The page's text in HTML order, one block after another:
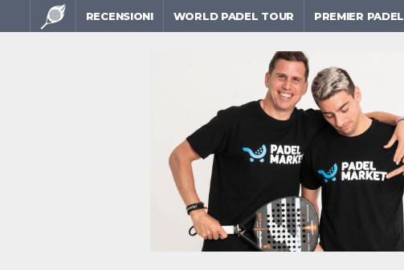
RECENSIONI WORLD PADEL TOUR PREMIER PADEL